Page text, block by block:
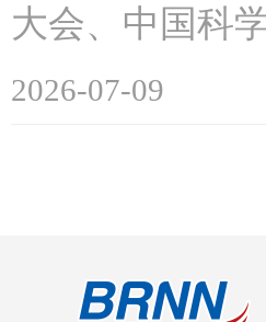
大会、中国科
2026-07-09